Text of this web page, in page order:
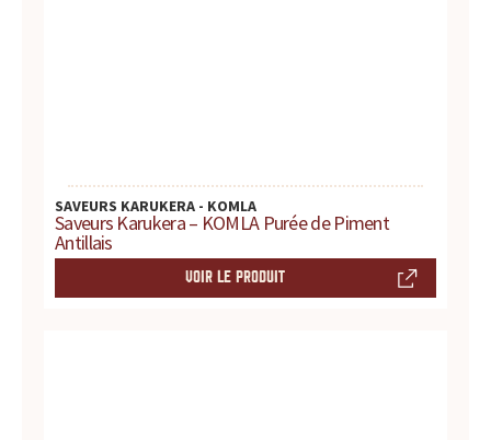
i
r
SAVEURS KARUKERA - KOMLA
Saveurs Karukera – KOMLA Purée de Piment
Antillais
VOIR LE PRODUIT